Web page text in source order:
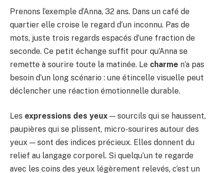
Prenons l’exemple d’Anna, 32 ans. Dans un café de
quartier elle croise le regard d’un inconnu. Pas de
mots, juste trois regards espacés d’une fraction de
seconde. Ce petit échange suffit pour qu’Anna se
remette à sourire toute la matinée. Le charme n’a pas
besoin d’un long scénario : une étincelle visuelle peut
déclencher une réaction émotionnelle durable.
Les expressions des yeux — sourcils qui se haussent,
paupières qui se plissent, micro-sourires autour des
yeux — sont des indices précieux. Elles donnent du
relief au langage corporel. Si quelqu’un te regarde
avec les coins des yeux légèrement relevés, c’est un